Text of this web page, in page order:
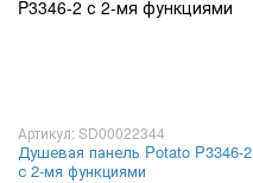
Артикул: SD00022344
Душевая панель Potato P3346-2
с 2-мя функциями